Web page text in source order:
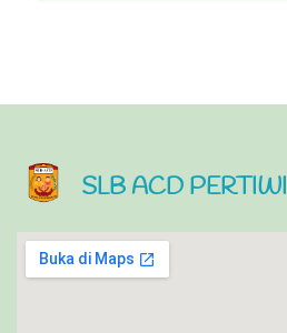
SLB ACD PERTIWI